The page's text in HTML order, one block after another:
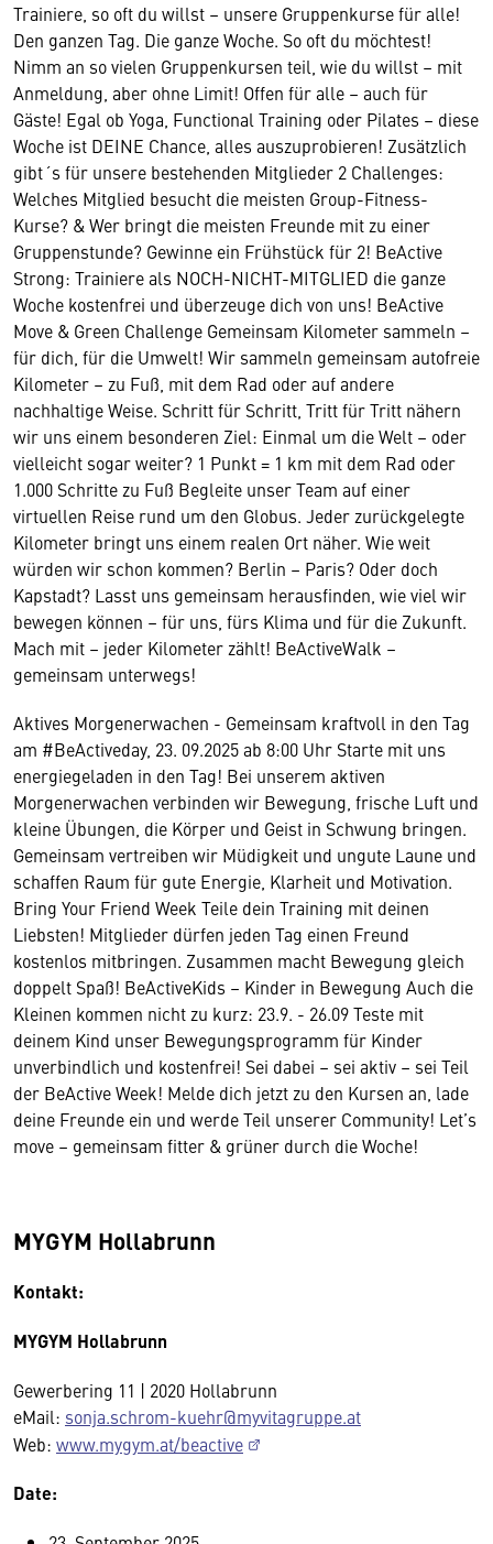
Trainiere, so oft du willst – unsere Gruppenkurse für alle!
Den ganzen Tag. Die ganze Woche. So oft du möchtest!
Nimm an so vielen Gruppenkursen teil, wie du willst – mit
Anmeldung, aber ohne Limit! Offen für alle – auch für
Gäste! Egal ob Yoga, Functional Training oder Pilates – diese
Woche ist DEINE Chance, alles auszuprobieren! Zusätzlich
gibt´s für unsere bestehenden Mitglieder 2 Challenges:
Welches Mitglied besucht die meisten Group-Fitness-
Kurse? & Wer bringt die meisten Freunde mit zu einer
Gruppenstunde? Gewinne ein Frühstück für 2! BeActive
Strong: Trainiere als NOCH-NICHT-MITGLIED die ganze
Woche kostenfrei und überzeuge dich von uns! BeActive
Move & Green Challenge Gemeinsam Kilometer sammeln –
für dich, für die Umwelt! Wir sammeln gemeinsam autofreie
Kilometer – zu Fuß, mit dem Rad oder auf andere
nachhaltige Weise. Schritt für Schritt, Tritt für Tritt nähern
wir uns einem besonderen Ziel: Einmal um die Welt – oder
vielleicht sogar weiter? 1 Punkt = 1 km mit dem Rad oder
1.000 Schritte zu Fuß Begleite unser Team auf einer
virtuellen Reise rund um den Globus. Jeder zurückgelegte
Kilometer bringt uns einem realen Ort näher. Wie weit
würden wir schon kommen? Berlin – Paris? Oder doch
Kapstadt? Lasst uns gemeinsam herausfinden, wie viel wir
bewegen können – für uns, fürs Klima und für die Zukunft.
Mach mit – jeder Kilometer zählt! BeActiveWalk –
gemeinsam unterwegs!
Aktives Morgenerwachen - Gemeinsam kraftvoll in den Tag
am #BeActiveday, 23. 09.2025 ab 8:00 Uhr Starte mit uns
energiegeladen in den Tag! Bei unserem aktiven
Morgenerwachen verbinden wir Bewegung, frische Luft und
kleine Übungen, die Körper und Geist in Schwung bringen.
Gemeinsam vertreiben wir Müdigkeit und ungute Laune und
schaffen Raum für gute Energie, Klarheit und Motivation.
Bring Your Friend Week Teile dein Training mit deinen
Liebsten! Mitglieder dürfen jeden Tag einen Freund
kostenlos mitbringen. Zusammen macht Bewegung gleich
doppelt Spaß! BeActiveKids – Kinder in Bewegung Auch die
Kleinen kommen nicht zu kurz: 23.9. - 26.09 Teste mit
deinem Kind unser Bewegungsprogramm für Kinder
unverbindlich und kostenfrei! Sei dabei – sei aktiv – sei Teil
der BeActive Week! Melde dich jetzt zu den Kursen an, lade
deine Freunde ein und werde Teil unserer Community! Let’s
move – gemeinsam fitter & grüner durch die Woche!
MYGYM Hollabrunn
Kontakt:
MYGYM Hollabrunn
Gewerbering 11 | 2020 Hollabrunn
eMail: sonja.schrom-kuehr@myvitagruppe.at
Web: www.mygym.at/beactive
Date: